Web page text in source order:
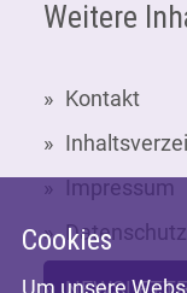
Weitere
Kontakt
Impressum
Cookies
Um unsere